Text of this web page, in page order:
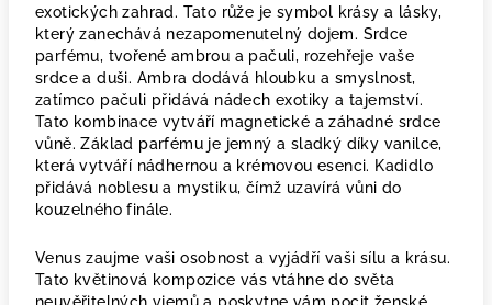
exotických zahrad. Tato růže je symbol krásy a lásky,
který zanechává nezapomenutelný dojem. Srdce
parfému, tvořené ambrou a pačuli, rozehřeje vaše
srdce a duši. Ambra dodává hloubku a smyslnost,
zatímco pačuli přidává nádech exotiky a tajemství.
Tato kombinace vytváří magnetické a záhadné srdce
vůně. Základ parfému je jemný a sladký díky vanilce,
která vytváří nádhernou a krémovou esenci. Kadidlo
přidává noblesu a mystiku, čímž uzavírá vůni do
kouzelného finále.
Venus zaujme vaši osobnost a vyjádří vaši sílu a krásu.
Tato květinová kompozice vás vtáhne do světa